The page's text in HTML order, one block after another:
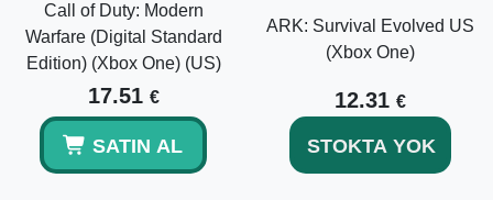
Call of Duty: Modern
Warfare (Digital Standard
Edition) (Xbox One) (US)
17.51 €
SATIN AL
ARK: Survival Evolved US
(Xbox One)
12.31 €
STOKTA YOK